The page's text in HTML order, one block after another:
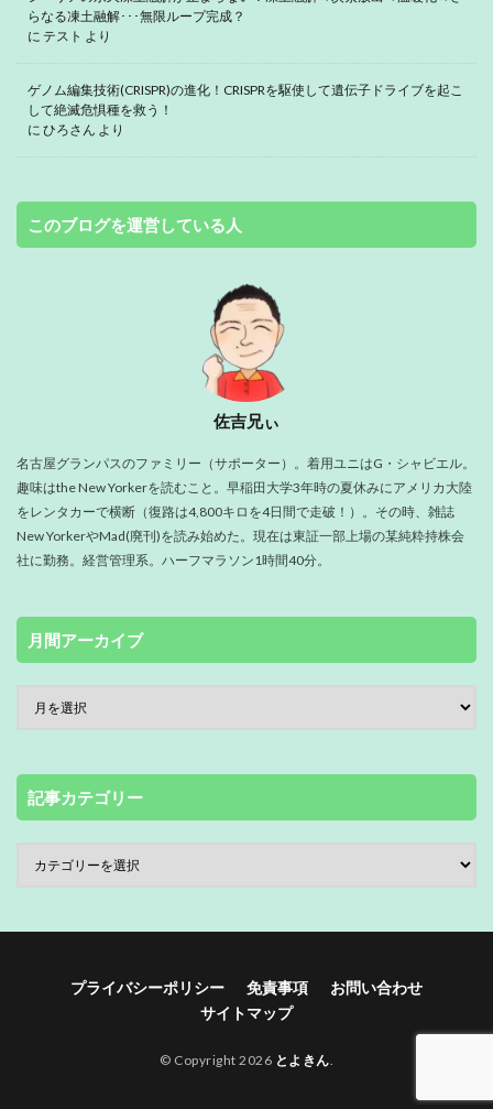
らなる凍土融解･･･無限ループ完成？
に テスト より
ゲノム編集技術(CRISPR)の進化！CRISPRを駆使して遺伝子ドライブを起こ
して絶滅危惧種を救う！
に ひろさん より
このブログを運営している人
佐吉兄ぃ
名古屋グランパスのファミリー（サポーター）。着用ユニはG・シャビエル。
趣味はthe New Yorkerを読むこと。早稲田大学3年時の夏休みにアメリカ大陸
をレンタカーで横断（復路は4,800キロを4日間で走破！）。その時、雑誌
New YorkerやMad(廃刊)を読み始めた。現在は東証一部上場の某純粋持株会
社に勤務。経営管理系。ハーフマラソン1時間40分。
月間アーカイブ
記事カテゴリー
プライバシーポリシー 免責事項
お問い合わせ
サイトマップ
© Copyright 2026 とよきん.